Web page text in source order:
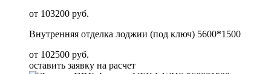
от 103200 руб.
Внутренняя отделка лоджии (под ключ) 5600*1500
от 102500 руб.
оставить заявку на расчет